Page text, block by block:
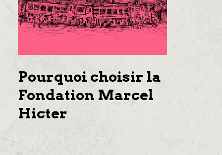
Pourquoi choisir la
Fondation Marcel
Hicter